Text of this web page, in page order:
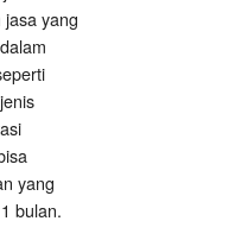
yang
yang
bulan.